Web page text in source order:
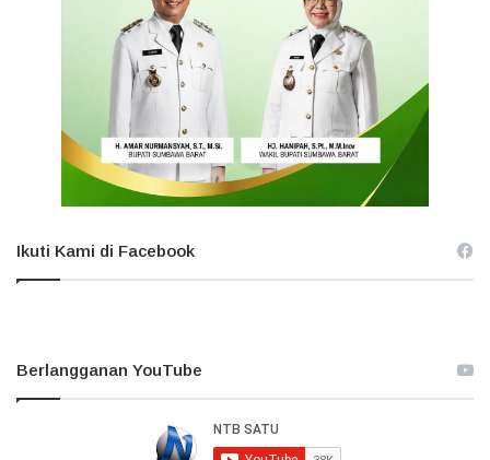
Ikuti Kami di Facebook
Berlangganan YouTube